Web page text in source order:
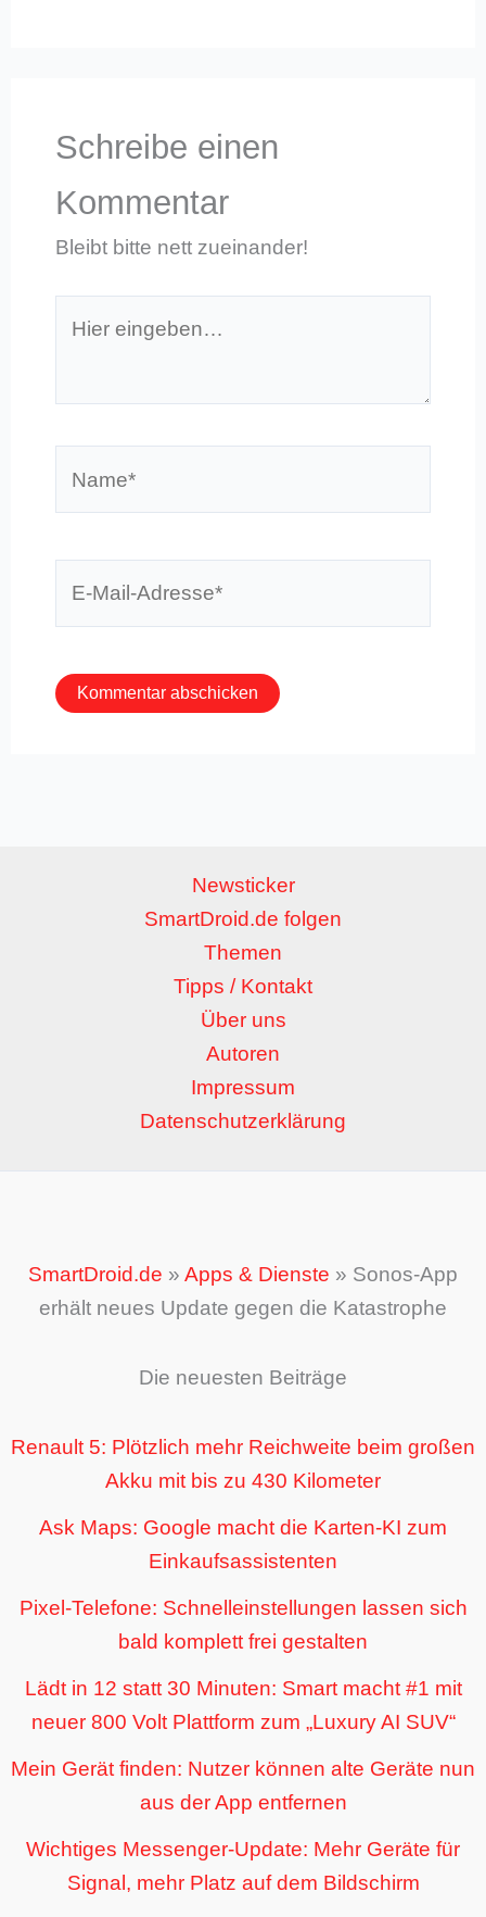
Schreibe einen
Kommentar
Bleibt bitte nett zueinander!
eingeben…
Newsticker
SmartDroid.de folgen
Themen
Tipps / Kontakt
Über uns
Autoren
Impressum
Datenschutzerklärung
SmartDroid.de » Apps & Dienste » Sonos-App
erhält neues Update gegen die Katastrophe
Die neuesten Beiträge
Renault 5: Plötzlich mehr Reichweite beim großen
Akku mit bis zu 430 Kilometer
Ask Maps: Google macht die Karten-KI zum
Einkaufsassistenten
Pixel-Telefone: Schnelleinstellungen lassen sich
bald komplett frei gestalten
Lädt in 12 statt 30 Minuten: Smart macht #1 mit
neuer 800 Volt Plattform zum „Luxury AI SUV“
Mein Gerät finden: Nutzer können alte Geräte nun
aus der App entfernen
Wichtiges Messenger-Update: Mehr Geräte für
Signal, mehr Platz auf dem Bildschirm